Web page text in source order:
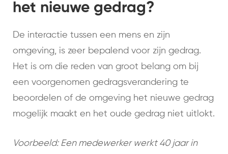
het nieuwe gedrag?
De interactie tussen een mens en zijn
omgeving, is zeer bepalend voor zijn gedrag.
Het is om die reden van groot belang om bij
een voorgenomen gedragsverandering te
beoordelen of de omgeving het nieuwe gedrag
mogelijk maakt en het oude gedrag niet uitlokt.
Voorbeeld: Een medewerker werkt 40 jaar in